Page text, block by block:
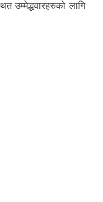
उम्मेद्धवारहरुको लागि